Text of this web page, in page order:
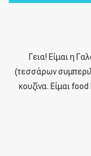
Γεια! Είμαι η
(τεσσάρων
κουζίνα. Είμαι